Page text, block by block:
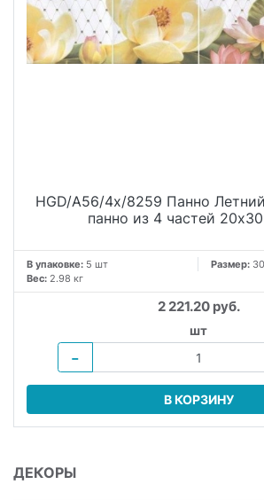
HGD/A56/4x/8259 Панно
панно из 4 частей
В упаковке: 5 шт Размер:
Вес: 2.98 кг
2 221.20 руб.
шт
−
В КОРЗИНУ
ДЕКОРЫ